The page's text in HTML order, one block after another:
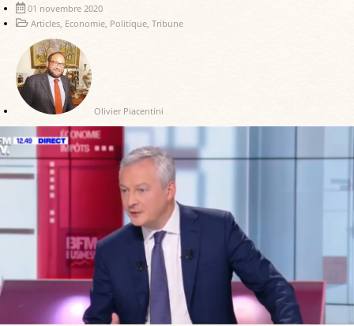
01 novembre 2020
Articles Economie Politique Tribune
Olivier Piacentini